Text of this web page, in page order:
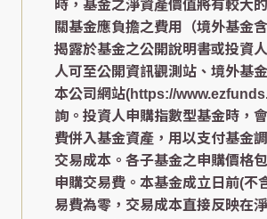
時，基金之淨資產價值將有較大
關基金應負擔之費用（境外基金
揭露於基金之公開說明書或投資
人可至公開資訊觀測站、境外基
本公司網站(https://
詢。投資人申購指數型基金時，
費併入基金資產，用以支付基金
交易成本。各子基金之申購價格
申購交易費。本基金成立日前(不
易費為零，交易成本直接反映在